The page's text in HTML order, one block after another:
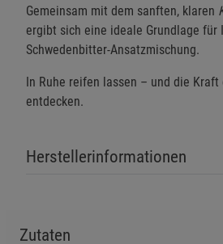
Gemeinsam mit dem sanften, klaren
ergibt sich eine ideale Grundlage für
Schwedenbitter-Ansatzmischung.
In Ruhe reifen lassen – und die Kraft
entdecken.
Herstellerinformationen
Zutaten